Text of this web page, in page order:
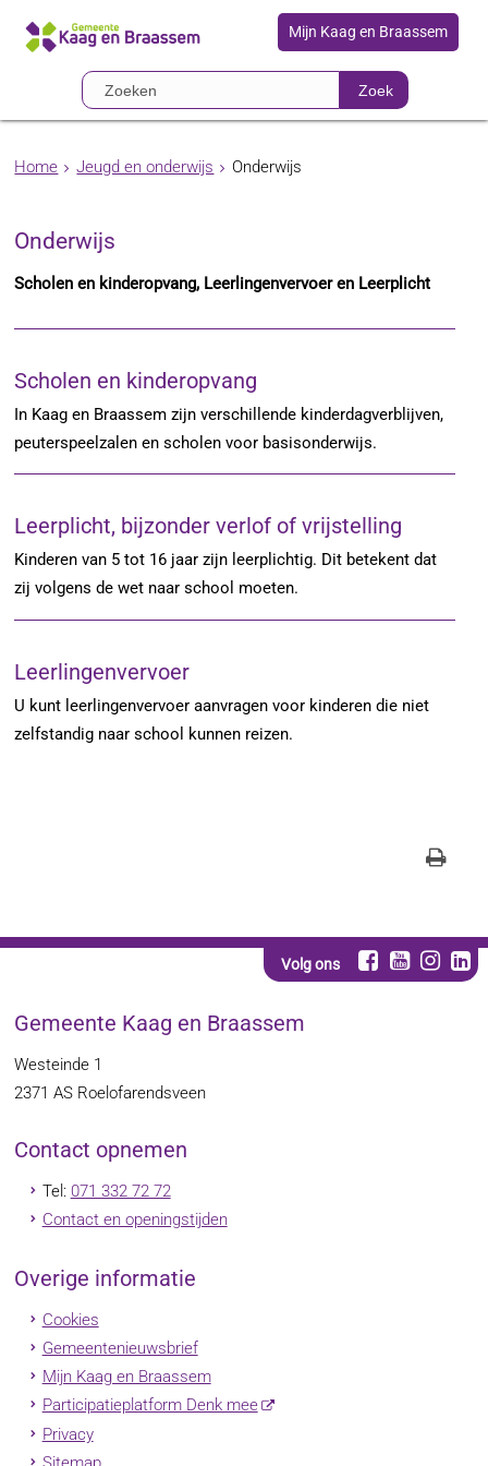
Mijn Kaag en Braassem
Zoek
Home Jeugd en onderwijs Onderwijs
Onderwijs
Scholen en kinderopvang, Leerlingenvervoer en Leerplicht
Scholen en kinderopvang
In Kaag en Braassem zijn verschillende kinderdagverblijven,
peuterspeelzalen en scholen voor basisonderwijs.
Leerplicht, bijzonder verlof of vrijstelling
Kinderen van 5 tot 16 jaar zijn leerplichtig. Dit betekent dat
zij volgens de wet naar school moeten.
Leerlingenvervoer
U kunt leerlingenvervoer aanvragen voor kinderen die niet
zelfstandig naar school kunnen reizen.
Volg ons
Gemeente Kaag en Braassem
Westeinde 1
2371 AS Roelofarendsveen
Contact opnemen
Tel: 071 332 72 72
Contact en openingstijden
Overige informatie
Cookies
Gemeentenieuwsbrief
Mijn Kaag en Braassem
Participatieplatform Denk mee
Privacy